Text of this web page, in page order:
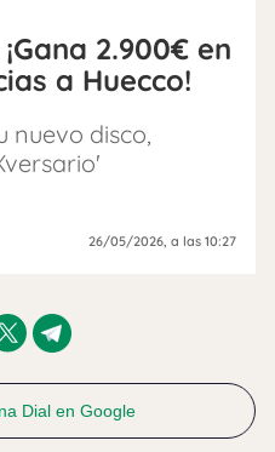
2.900€ en
a Huecco!
nuevo disco,
26/05/2026, a las 10:27
Dial en Google